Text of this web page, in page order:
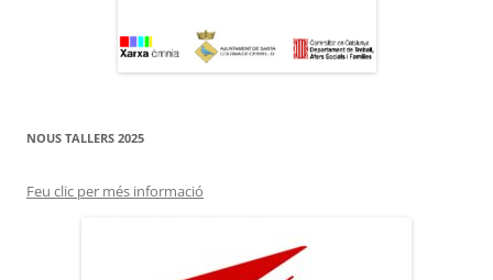
NOUS TALLERS 2025
Feu clic per més informació